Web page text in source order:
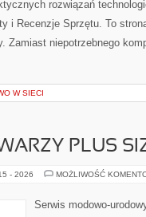
rozwiązań
i Recenzje Sprzętu. To
Zamiast niepotrzebnego
W SIECI
PLUS
- 2026 MOŻLIWOŚĆ
Serwis modowo-